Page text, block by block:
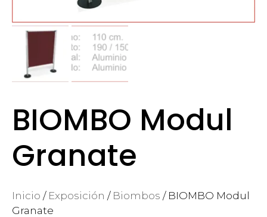
BIOMBO Modul
Granate
Inicio / Exposición / Biombos / BIOMBO Modul
Granate